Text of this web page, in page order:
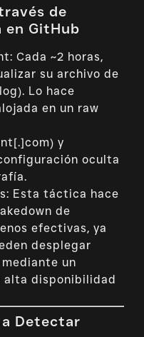
de
en GitHub
Cada ~2 horas,
su archivo de
Lo hace
en un raw
y
oculta
Esta táctica hace
de
efectivas, ya
desplegar
un
alta disponibilidad
a Detectar